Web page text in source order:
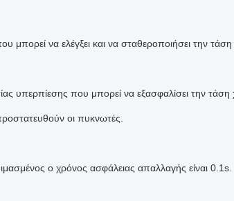
μπορεί να ελέγξει και να σταθεροποιήσει την
υπερπίεσης που μπορεί να εξασφαλίσει την
οι πυκνωτές.
ο χρόνος ασφάλειας απαλλαγής είναι 0.1s.